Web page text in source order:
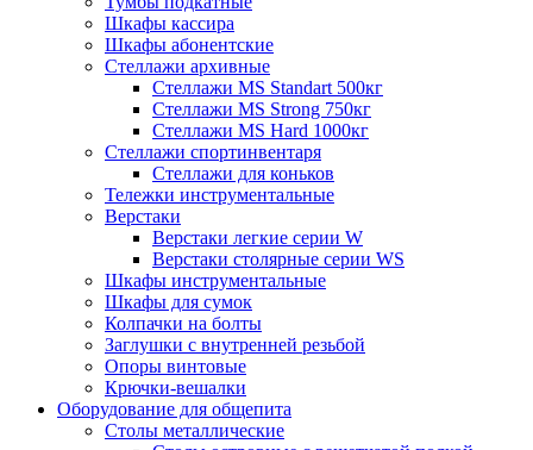
Шкафы кассира
Шкафы абонентские
Стеллажи архивные
Стеллажи MS Standart 500кг
Стеллажи MS Strong 750кг
Стеллажи MS Hard 1000кг
Стеллажи спортинвентаря
Стеллажи для коньков
Тележки инструментальные
Верстаки
Верстаки легкие серии W
Верстаки столярные серии WS
Шкафы инструментальные
Шкафы для сумок
Колпачки на болты
Заглушки с внутренней резьбой
Опоры винтовые
Крючки-вешалки
Оборудование для общепита
Столы металлические